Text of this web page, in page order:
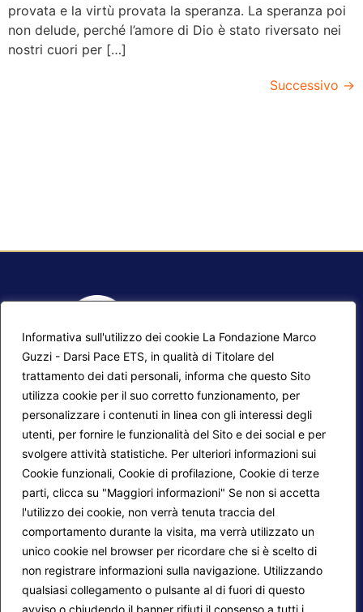
Informativa sull'utilizzo dei cookie La Fondazione Marco
Guzzi - Darsi Pace ETS, in qualità di Titolare del
trattamento dei dati personali, informa che questo Sito
utilizza cookie per il suo corretto funzionamento, per
personalizzare i contenuti in linea con gli interessi degli
utenti, per fornire le funzionalità del Sito e dei social e per
svolgere attività statistiche. Per ulteriori informazioni sui
Cookie funzionali, Cookie di profilazione, Cookie di terze
parti, clicca su "Maggiori informazioni" Se non si accetta
l'utilizzo dei cookie, non verrà tenuta traccia del
comportamento durante la visita, ma verrà utilizzato un
unico cookie nel browser per ricordare che si è scelto di
non registrare informazioni sulla navigazione. Utilizzando
qualsiasi collegamento o pulsante al di fuori di questo
avviso o chiudendo il banner rifiuti il consenso a tutti i
provata e la virtù provata la speranza. La speranza poi
non delude, perché l’amore di Dio è stato riversato nei
nostri cuori per […]
Successivo →
Mappa del sito
Progetti Darsi Pace
Login redattori
Contatti
Calendario corsi
Privacy Policy
Cookie Policy
Seguici su: